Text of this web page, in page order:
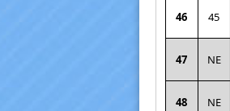
46 45
47 NE
48 NE